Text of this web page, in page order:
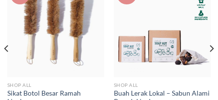
SHOP ALL
Sikat Botol Besar Ramah
SHOP ALL
Buah Lerak Lokal – Sabun Alami